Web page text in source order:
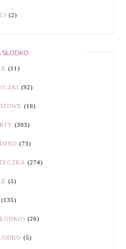
(2)
SŁODKO:
(11)
(92)
(16)
(303)
(73)
(274)
(5)
(135)
(26)
(5)